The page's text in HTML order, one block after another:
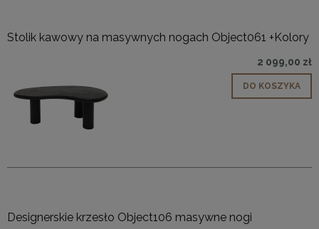
Stolik kawowy na masywnych nogach Object061 +Kolory
2 099,00 zł
DO KOSZYKA
Designerskie krzesło Object106 masywne nogi